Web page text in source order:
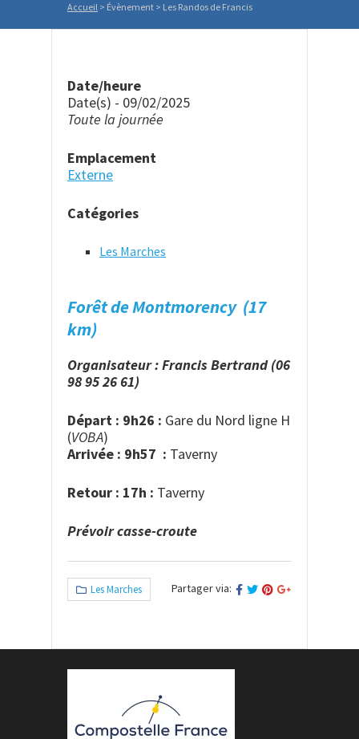
Accueil > Évènement > Les Randos de Francis
Date/heure
Date(s) - 09/02/2025
Toute la journée
Emplacement
Externe
Catégories
Les Marches
Forêt de Montmorency (17
km)
Organisateur : Francis Bertrand (06
98 95 26 61)
Départ : 9h26 : Gare du Nord ligne H
(VOBA)
Arrivée : 9h57 : Taverny
Retour : 17h : Taverny
Prévoir casse-croute
Les Marches Partager via: